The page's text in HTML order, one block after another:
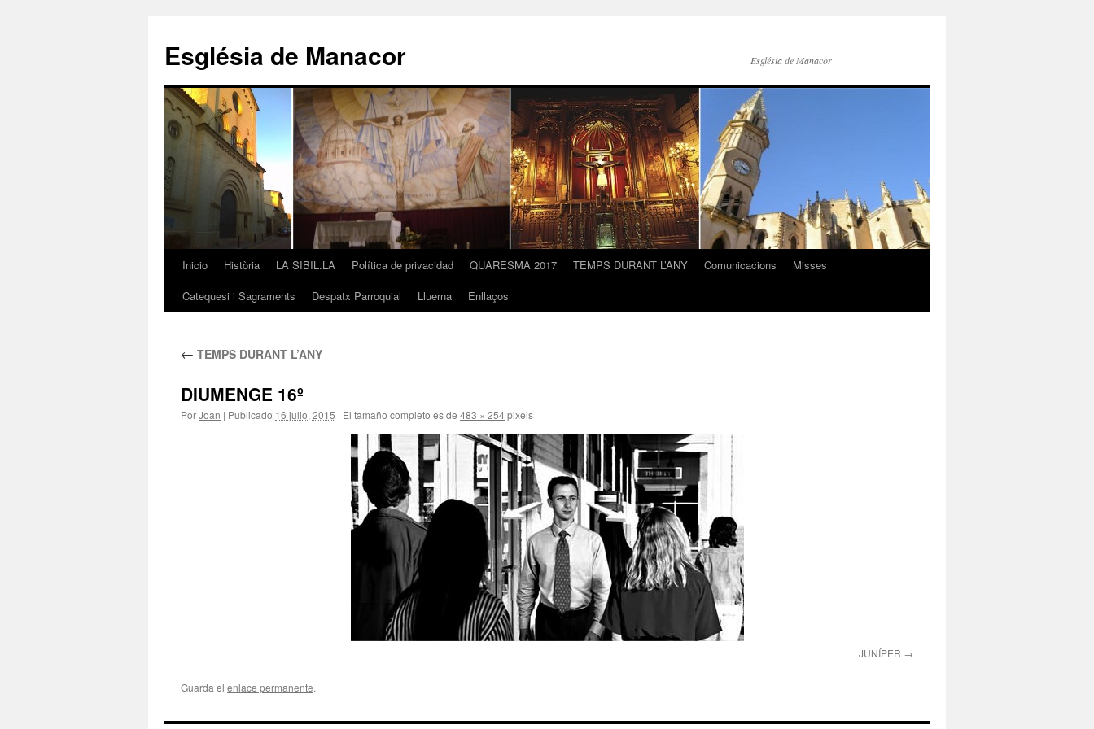
contenido
Església de Manacor Església de Manacor
Inicio Història LA SIBIL.LA Política de privacidad QUARESMA 2017 TEMPS DURANT L’ANY Comunicacions
Misses
Catequesi i Sagraments
Despatx Parroquial Lluerna Enllaços
← TEMPS DURANT L’ANY
DIUMENGE 16º
PorJoan | Publicado 16 julio, 2015 | El tamaño completo es de 483 × 254pixels
JUNÍPER
Guarda el enlace permanente.